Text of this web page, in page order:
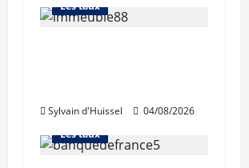
Les taux
Sylvain d'Huissel 04/08/2026
L'avis des courtiers
Les taux